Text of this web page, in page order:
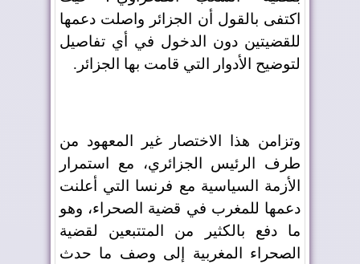
اكتفى بالقول أن الجزائر واصلت دعمها
للقضيتين دون الدخول في أي تفاصيل
لتوضيح الأدوار التي قامت بها الجزائر.
وتزامن هذا الاختصار غير المعهود من
طرف الرئيس الجزائري، مع استمرار
الأزمة السياسية مع فرنسا التي أعلنت
دعمها للمغرب في قضية الصحراء، وهو
ما دفع بالكثير من المتتبعين لقضية
الصحراء المغربية إلى وصف ما حدث